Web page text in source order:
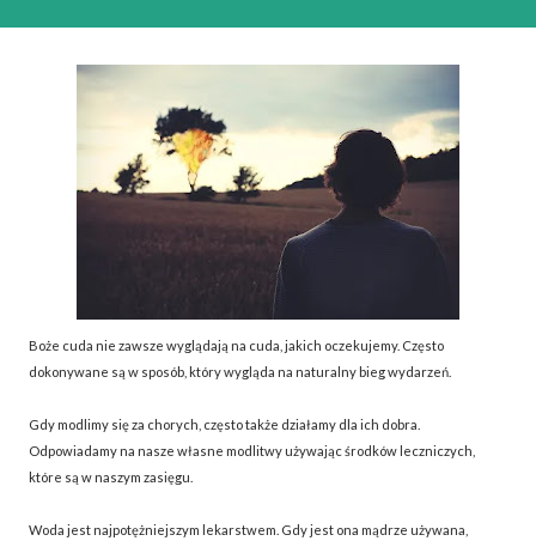
Boże cuda nie zawsze wyglądają na cuda, jakich oczekujemy. Często
dokonywane są w sposób, który wygląda na naturalny bieg wydarzeń.
Gdy modlimy się za chorych, często także działamy dla ich dobra.
Odpowiadamy na nasze własne modlitwy używając środków leczniczych,
które są w naszym zasięgu.
Woda jest najpotężniejszym lekarstwem. Gdy jest ona mądrze używana,